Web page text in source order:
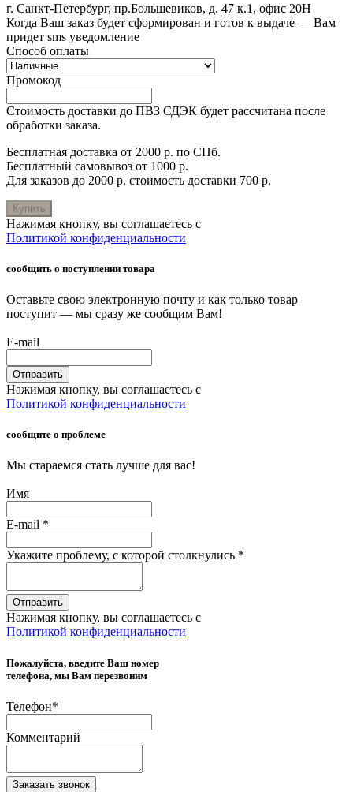
г. Санкт-Петербург, пр.Большевиков, д. 47 к.1, офис 20Н
Когда Ваш заказ будет сформирован и готов к выдаче — Вам
придет sms уведомление
Способ оплаты
Промокод
Стоимость доставки до ПВЗ СДЭК будет рассчитана после
обработки заказа.
Бесплатная доставка от 2000 р. по СПб.
Бесплатный самовывоз от 1000 р.
Для заказов до 2000 р. стоимость доставки 700 р.
Купить
Нажимая кнопку, вы соглашаетесь с
Политикой конфиденциальности
сообщить о поступлении товара
Оставьте свою электронную почту и как только товар
поступит — мы сразу же сообщим Вам!
E-mail
Отправить
Нажимая кнопку, вы соглашаетесь с
Политикой конфиденциальности
сообщите о проблеме
Мы стараемся стать лучше для вас!
Имя
E-mail *
Укажите проблему, с которой столкнулись *
Отправить
Нажимая кнопку, вы соглашаетесь с
Политикой конфиденциальности
Пожалуйста, введите Ваш номер
телефона, мы Вам перезвоним
Телефон*
Комментарий
Заказать звонок